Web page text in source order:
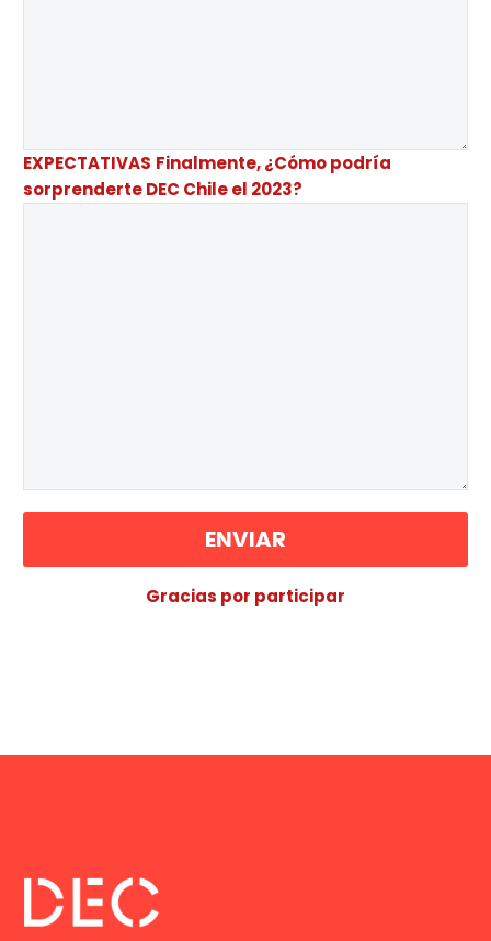
EXPECTATIVAS Finalmente, ¿Cómo podría
sorprenderte DEC Chile el 2023?
Gracias por participar